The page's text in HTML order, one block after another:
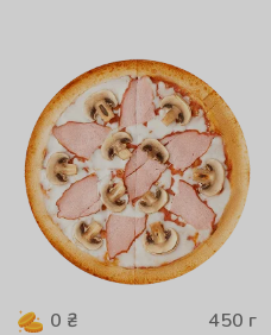
0 ₴ 450 г